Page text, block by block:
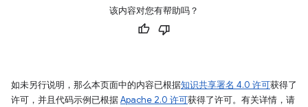
该内容对您有帮助吗？
如未另行说明，那么本页面中的内容已根据知识共享署名 4.0 许可获得了
许可，并且代码示例已根据Apache 2.0 许可获得了许可。有关详情，请